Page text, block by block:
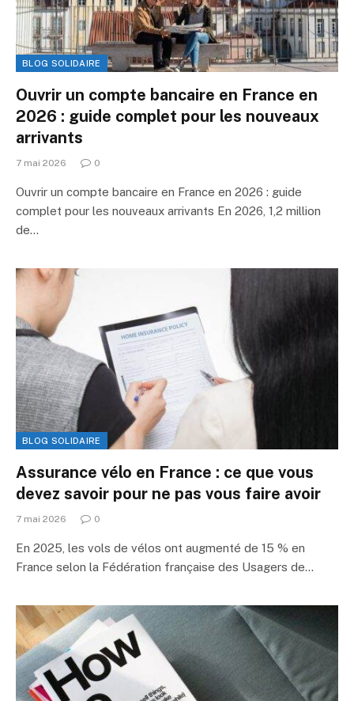
BLOG SOLIDAIRE
Ouvrir un compte bancaire en France en
2026 : guide complet pour les nouveaux
arrivants
7 mai 2026 0
Ouvrir un compte bancaire en France en 2026 : guide
complet pour les nouveaux arrivants En 2026, 1,2 million
de…
BLOG SOLIDAIRE
Assurance vélo en France : ce que vous
devez savoir pour ne pas vous faire avoir
7 mai 2026 0
En 2025, les vols de vélos ont augmenté de 15 % en
France selon la Fédération française des Usagers de…